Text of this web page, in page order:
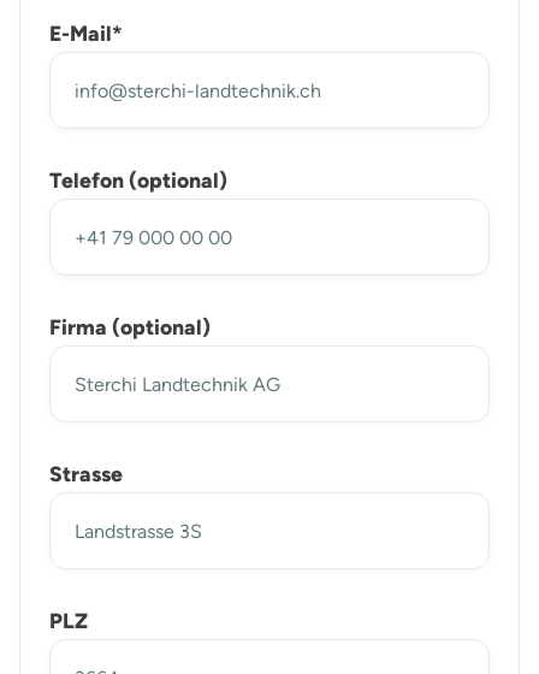
E-Mail*
Telefon (optional)
Firma (optional)
Strasse
PLZ